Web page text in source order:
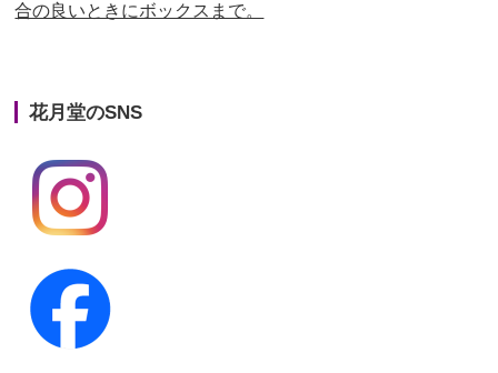
第22回人形供養祭平成26年4月28日
第20回人形供養祭
第19回人形供養祭
第18回人形供養祭
第16回人形供養祭
第15回人形供養祭
合の良いときにボックスまで。
花月堂のSNS